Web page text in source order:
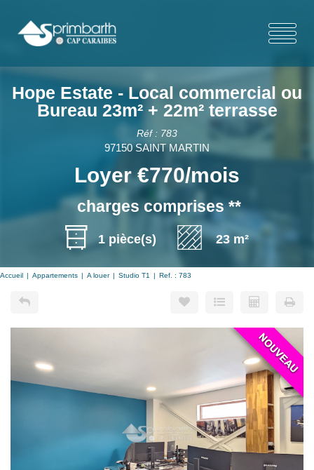
Hope Estate - Local commercial ou
Bureau 23m² + 22m² terrasse
Réf : 783
97150 SAINT MARTIN
Loyer €770/mois
charges comprises **
1 pièce(s) 23 m²
Accueil Appartements A louer Studio T1 Ref. : 783